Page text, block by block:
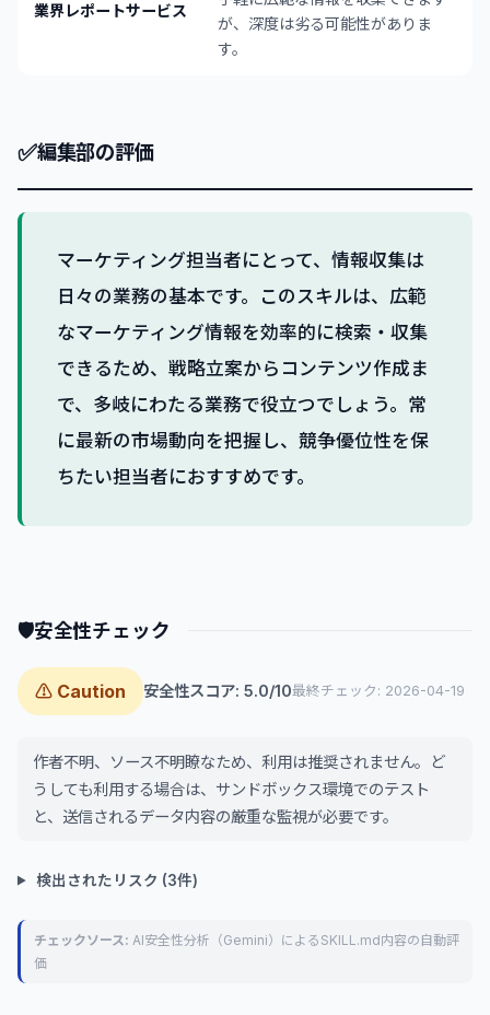
業界レポートサービス
が、深度は劣る可能性がありま
す。
✅編集部の評価
マーケティング担当者にとって、情報収集は
日々の業務の基本です。このスキルは、広範
なマーケティング情報を効率的に検索・収集
できるため、戦略立案からコンテンツ作成ま
で、多岐にわたる業務で役立つでしょう。常
に最新の市場動向を把握し、競争優位性を保
ちたい担当者におすすめです。
🛡安全性チェック
⚠ Caution 安全性スコア: 5.0/10最終チェック: 2026-04-19
作者不明、ソース不明瞭なため、利用は推奨されません。ど
うしても利用する場合は、サンドボックス環境でのテスト
と、送信されるデータ内容の厳重な監視が必要です。
検出されたリスク (3件)
チェックソース: AI安全性分析（Gemini）によるSKILL.md内容の自動評
価